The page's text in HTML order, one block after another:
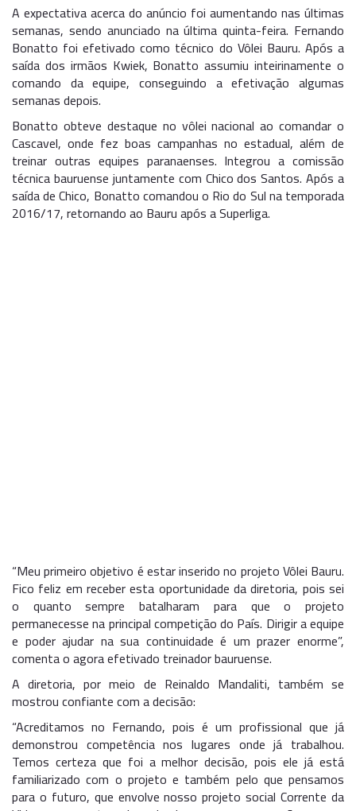
A expectativa acerca do anúncio foi aumentando nas últimas
semanas, sendo anunciado na última quinta-feira. Fernando
Bonatto foi efetivado como técnico do Vôlei Bauru. Após a
saída dos irmãos Kwiek, Bonatto assumiu inteirinamente o
comando da equipe, conseguindo a efetivação algumas
semanas depois.
Bonatto obteve destaque no vôlei nacional ao comandar o
Cascavel, onde fez boas campanhas no estadual, além de
treinar outras equipes paranaenses. Integrou a comissão
técnica bauruense juntamente com Chico dos Santos. Após a
saída de Chico, Bonatto comandou o Rio do Sul na temporada
2016/17, retornando ao Bauru após a Superliga.
“Meu primeiro objetivo é estar inserido no projeto Vôlei Bauru.
Fico feliz em receber esta oportunidade da diretoria, pois sei
o quanto sempre batalharam para que o projeto
permanecesse na principal competição do País. Dirigir a equipe
e poder ajudar na sua continuidade é um prazer enorme”,
comenta o agora efetivado treinador bauruense.
A diretoria, por meio de Reinaldo Mandaliti, também se
mostrou confiante com a decisão:
“Acreditamos no Fernando, pois é um profissional que já
demonstrou competência nos lugares onde já trabalhou.
Temos certeza que foi a melhor decisão, pois ele já está
familiarizado com o projeto e também pelo que pensamos
para o futuro, que envolve nosso projeto social Corrente da